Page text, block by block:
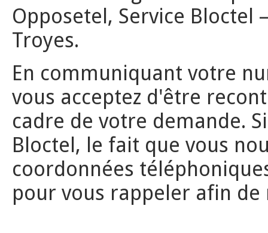
Opposetel, Service Bloctel
Troyes.
En communiquant votre
vous acceptez d'être
cadre de votre demande.
Bloctel, le fait que vous
coordonnées
pour vous rappeler afin